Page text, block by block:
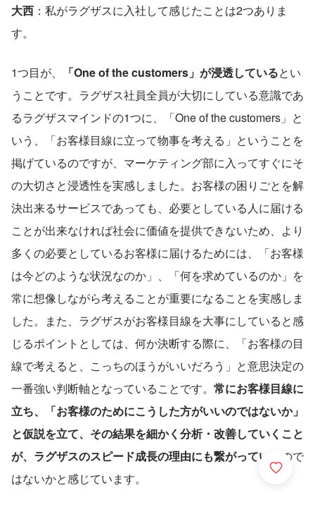
大西 ：私がラグザスに入社して感じたことは2つありま
す。
1つ目が、 「One of the customers」が浸透しているとい
うことです。ラグザス社員全員が大切にしている意識であ
るラグザスマインドの1つに、「One of the customers」と
いう、「お客様目線に立って物事を考える」ということを
掲げているのですが、マーケティング部に入ってすぐにそ
の大切さと浸透性を実感しました。お客様の困りごとを解
決出来るサービスであっても、必要としている人に届ける
ことが出来なければ社会に価値を提供できないため、より
多くの必要としているお客様に届けるためには、「お客様
は今どのような状況なのか」、「何を求めているのか」を
常に想像しながら考えることが重要になることを実感しま
した。また、ラグザスがお客様目線を大事にしていると感
じるポイントとしては、何か決断する際に、「お客様の目
線で考えると、こっちのほうがいいだろう」と意思決定の
一番強い判断軸となっていることです。 常にお客様目線に
立ち、「お客様のためにこうした方がいいのではないか」
と仮説を立て、その結果を細かく分析・改善していくこと
が、ラグザスのスピード成長の理由にも繋がっている
ので
はないかと感じています。